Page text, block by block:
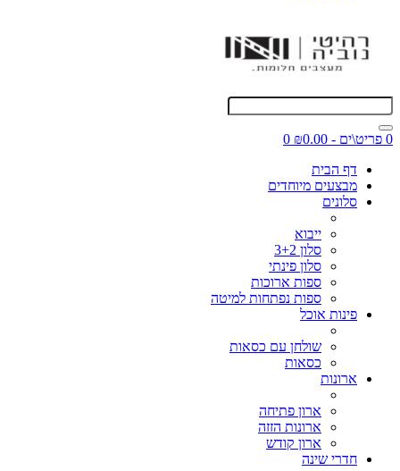
0 פריט\ים - ₪0.00
0
דף הבית
מבצעים מיוחדים
סלונים
ייבוא
סלון 3+2
סלון פינתי
ספות ארוכות
ספות נפתחות למיטה
פינות אוכל
שולחן עם כסאות
כסאות
ארונות
ארון פתיחה
ארונות הזזה
ארון קודש
חדרי שינה